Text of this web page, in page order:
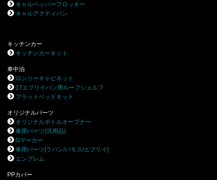
キャルペッパーフロッギー
キャルアクティバン
キッチンカー
キッチンカーキット
車中泊
ロンリーキャビネット
17エブリイバン用ルーフシェルフ
フラットベッドキット
オリジナルパーツ
オリジナルボトルオープナー
車用パーツ(汎用品)
Gマーカー
車用パーツ[ラパン/バモス/エブリイ]
エンブレム
PPカバー